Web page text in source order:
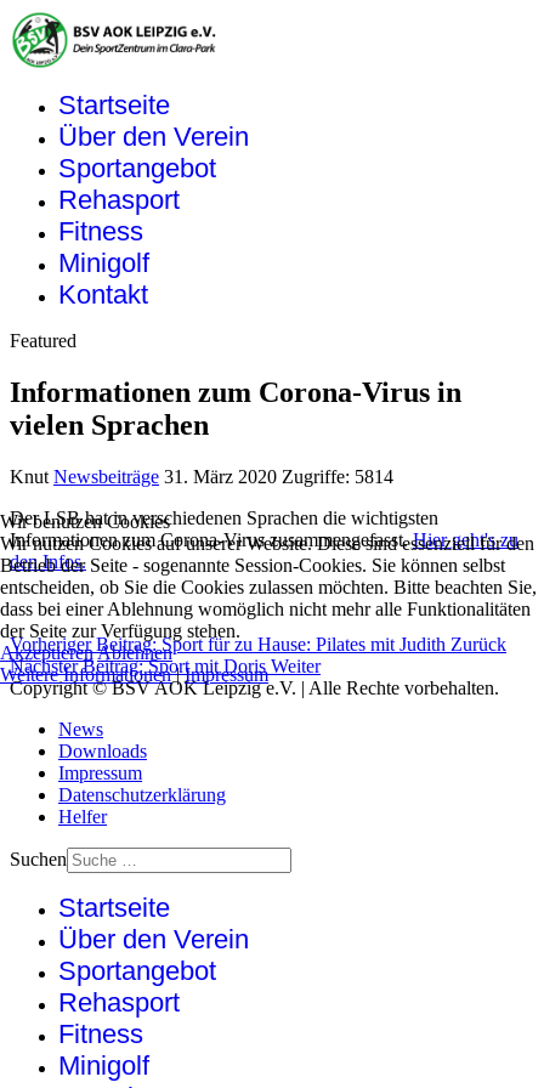
Startseite
Über den Verein
Sportangebot
Rehasport
Fitness
Minigolf
Kontakt
Featured
Informationen zum Corona-Virus in
vielen Sprachen
Knut Newsbeiträge 31. März 2020 Zugriffe: 5814
Der LSB hat in verschiedenen Sprachen die wichtigsten
Informationen zum Corona-Virus zusammengefasst.Hier geht's zu
den Infos.
Vorheriger Beitrag: Sport für zu Hause: Pilates mit Judith Zurück
Nächster Beitrag: Sport mit Doris Weiter
Copyright © BSV AOK Leipzig e.V. | Alle Rechte vorbehalten.
News
Downloads
Impressum
Datenschutzerklärung
Helfer
Suchen
Startseite
Über den Verein
Sportangebot
Rehasport
Fitness
Minigolf
Wir benutzen Cookies
Wir nutzen Cookies auf unserer Website. Diese sind essenziell für den
Betrieb der Seite - sogenannte Session-Cookies. Sie können selbst
entscheiden, ob Sie die Cookies zulassen möchten. Bitte beachten Sie,
dass bei einer Ablehnung womöglich nicht mehr alle Funktionalitäten
der Seite zur Verfügung stehen.
AkzeptierenAblehnen
Weitere Informationen|Impressum